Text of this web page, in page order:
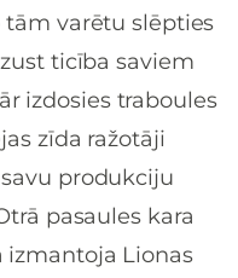
tām varētu slēpties
ticība saviem
izdosies traboules
zīda ražotāji
produkciju
pasaules kara
izmantoja Lionas